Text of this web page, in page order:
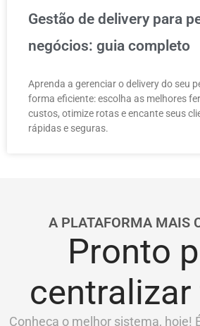
Gestão de delivery para
negócios: guia completo
Aprenda a gerenciar o delivery do seu
forma eficiente: escolha as melhores
custos, otimize rotas e encante seus
rápidas e seguras.
A PLATAFORMA MAIS
Pronto
centralizar
Conheça o melhor sistema, hoje!